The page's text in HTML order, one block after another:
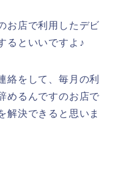
お店で利用したデビ
るといいですよ♪
絡をして、毎月の利
めるんですのお店で
解決できると思いま